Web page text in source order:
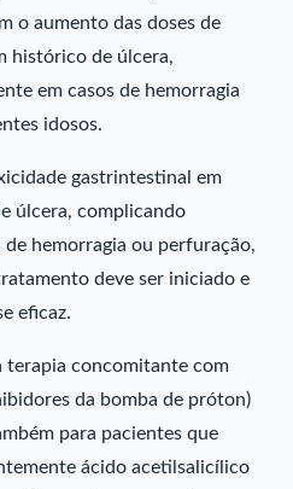
o aumento das doses de
histórico de úlcera,
em casos de hemorragia
idosos.
gastrintestinal em
úlcera, complicando
hemorragia ou perfuração,
deve ser iniciado e
eficaz.
terapia concomitante com
da bomba de próton)
para pacientes que
ácido acetilsalicílico